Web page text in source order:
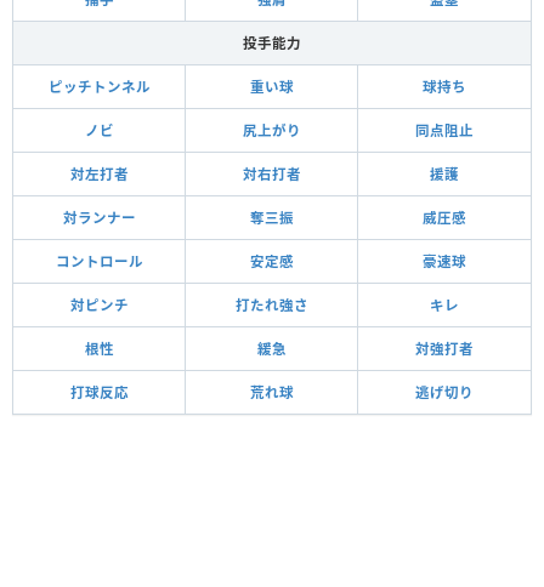
投手能力
ピッチトンネル 重い球 球持ち
ノビ 尻上がり 同点阻止
対左打者 対右打者 援護
対ランナー 奪三振 威圧感
コントロール 安定感 豪速球
対ピンチ 打たれ強さ キレ
根性 緩急 対強打者
打球反応 荒れ球 逃げ切り